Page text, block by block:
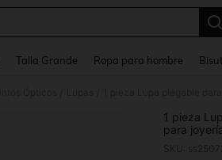
Talla Grande Ropa para hombre
1 pieza
para
30X, de